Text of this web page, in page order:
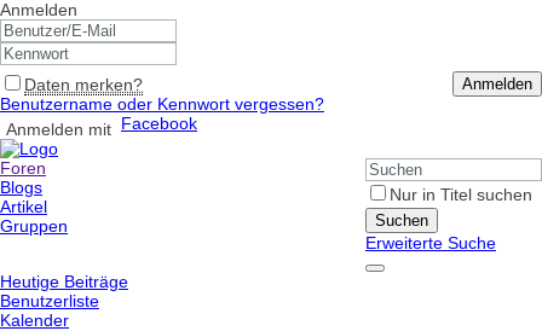
Anmelden
Daten merken? Anmelden
Benutzername oder Kennwort vergessen?
Anmelden mit Facebook
Nur in Titel suchen
Suchen
Erweiterte Suche
Foren
Blogs
Artikel
Gruppen
Heutige Beiträge
Benutzerliste
Kalender